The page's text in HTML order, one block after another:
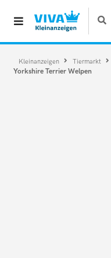
Kleinanzeigen Tiermarkt
Yorkshire Terrier Welpen